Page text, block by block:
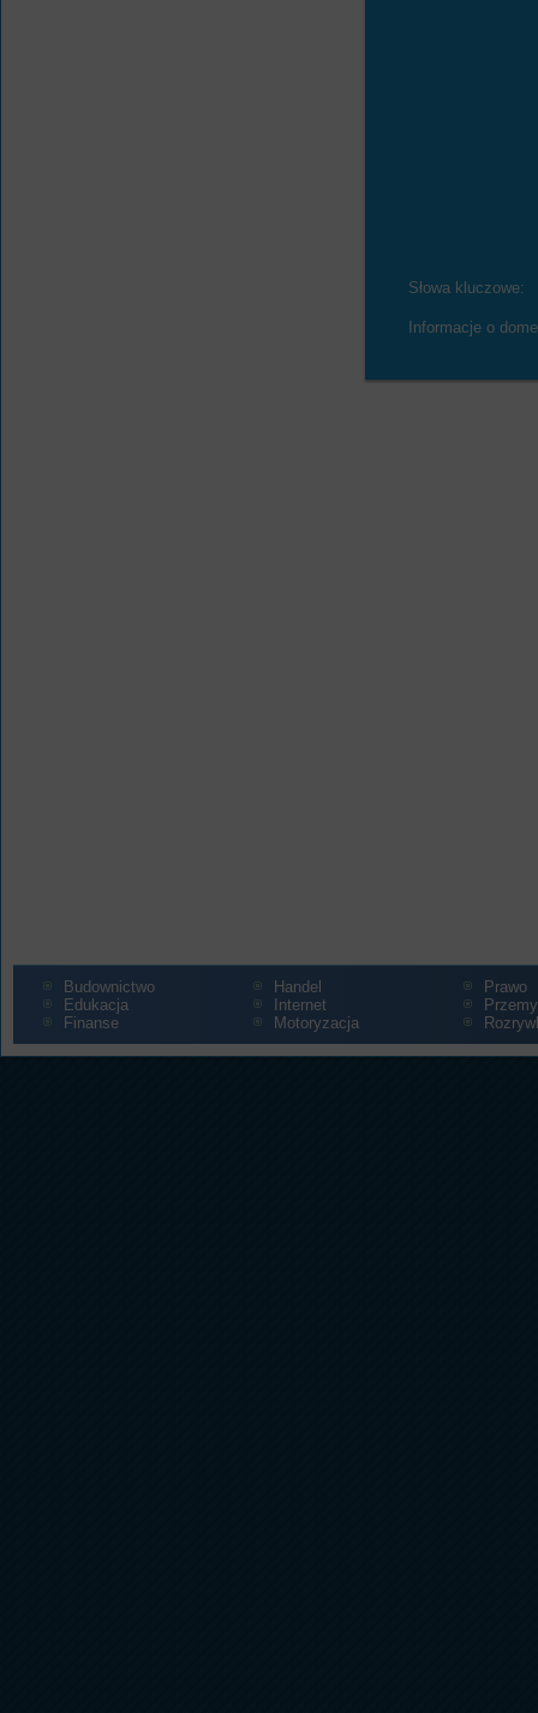
Słowa kluczowe:
Informacje o
Budownictwo
Edukacja
Finanse
Handel
Internet
Motoryzacja
Prawo